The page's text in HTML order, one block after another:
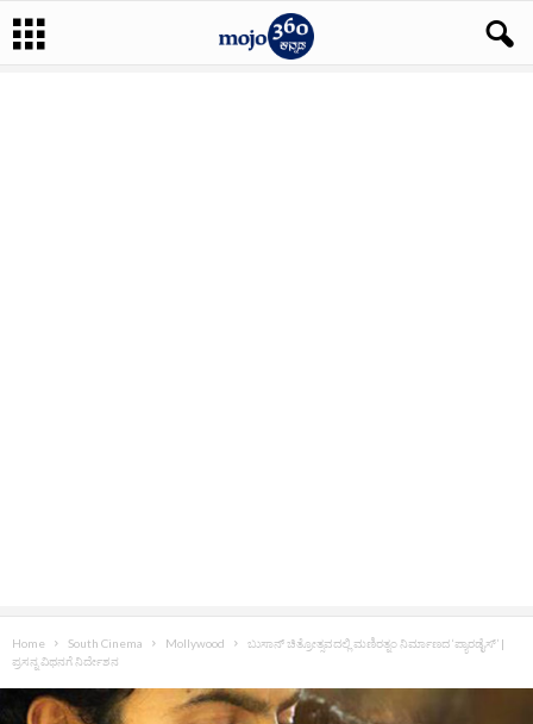
Home South Cinema Mollywood
ಬುಸಾನ್ ಚಿತ್ರೋತ್ಸವದಲ್ಲಿ ಮಣಿರತ್ನಂ ನಿರ್ಮಾಣದ ‘ಪ್ಯಾರಡೈಸ್’ |
ಪ್ರಸನ್ನ ವಿಥನಗೆ ನಿರ್ದೇಶನ